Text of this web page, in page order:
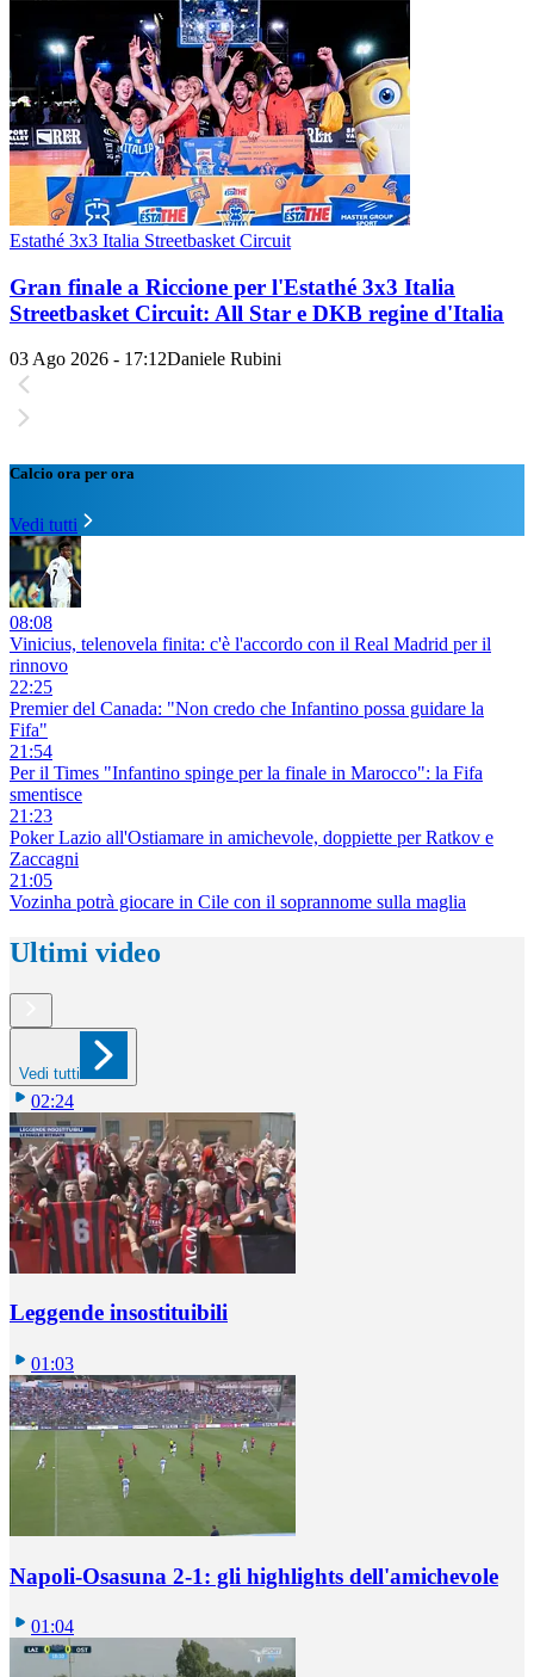
Estathé 3x3 Italia Streetbasket Circuit
Gran finale a Riccione per l'Estathé 3x3 Italia
Streetbasket Circuit: All Star e DKB regine d'Italia
03 Ago 2026 - 17:12Daniele Rubini
Calcio ora per ora
Vedi tutti
08:08
Vinicius, telenovela finita: c'è l'accordo con il Real Madrid per il
rinnovo
22:25
Premier del Canada: "Non credo che Infantino possa guidare la
Fifa"
21:54
Per il Times "Infantino spinge per la finale in Marocco": la Fifa
smentisce
21:23
Poker Lazio all'Ostiamare in amichevole, doppiette per Ratkov e
Zaccagni
21:05
Vozinha potrà giocare in Cile con il soprannome sulla maglia
Ultimi video
Vedi tutti
02:24
Leggende insostituibili
01:03
Napoli-Osasuna 2-1: gli highlights dell'amichevole
01:04